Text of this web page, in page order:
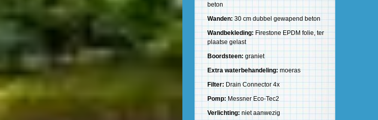
beton
Wanden: 30 cm dubbel gewapend beton
Wandbekleding:Firestone EPDM folie, ter
plaatse gelast
Boordsteen: graniet
Extra waterbehandeling: moeras
Filter: Drain Connector 4x
Pomp: Messner Eco-Tec2
Verlichting:niet aanwezig